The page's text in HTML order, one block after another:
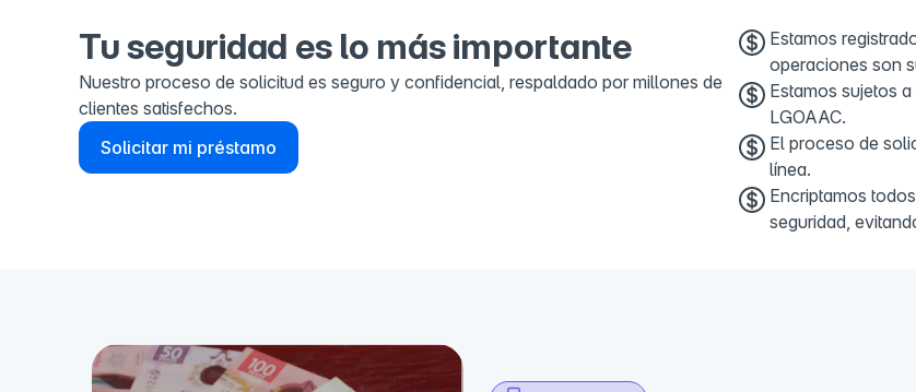
Tu seguridad es lo más importante
Nuestro proceso de solicitud es seguro y confidencial, respaldado por millones de
clientes satisfechos.
Solicitar mi préstamo
Estamos
operaciones son
Estamos sujetos
LGOAAC.
El proceso de
línea.
Encriptamos
seguridad,